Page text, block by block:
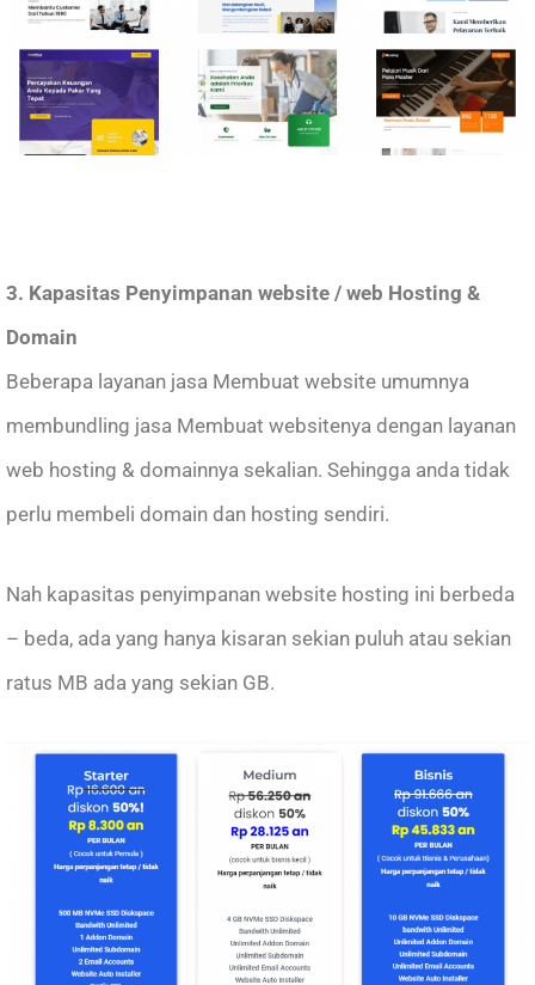
3. Kapasitas Penyimpanan website / web Hosting &
Domain
Beberapa layanan jasa Membuat website umumnya
membundling jasa Membuat websitenya dengan layanan
web hosting & domainnya sekalian. Sehingga anda tidak
perlu membeli domain dan hosting sendiri.
Nah kapasitas penyimpanan website hosting ini berbeda
– beda, ada yang hanya kisaran sekian puluh atau sekian
ratus MB ada yang sekian GB.